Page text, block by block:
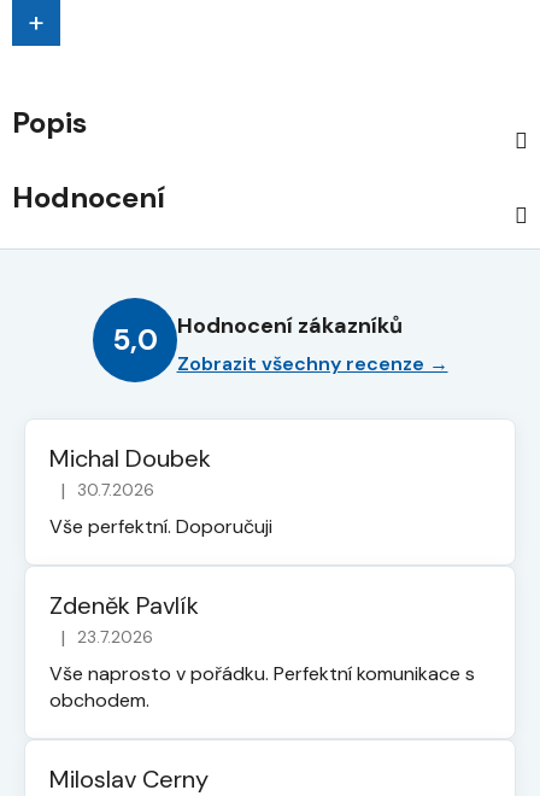
+
Popis
Hodnocení
5,0 Hodnocení zákazníků
Zobrazit všechny recenze →
Michal Doubek
Hodnocení obchodu je 5 z 5 hvězdiček.
| 30.7.2026
Vše perfektní. Doporučuji
Zdeněk Pavlík
Hodnocení obchodu je 5 z 5 hvězdiček.
| 23.7.2026
Vše naprosto v pořádku. Perfektní komunikace s
obchodem.
Miloslav Cerny